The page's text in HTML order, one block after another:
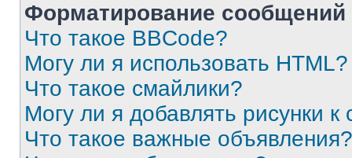
Форматирование
Что такое BBCode?
Могу ли я использовать HTML?
Что такое смайлики?
Могу ли я добавлять рисунки
Что такое важные объявления?